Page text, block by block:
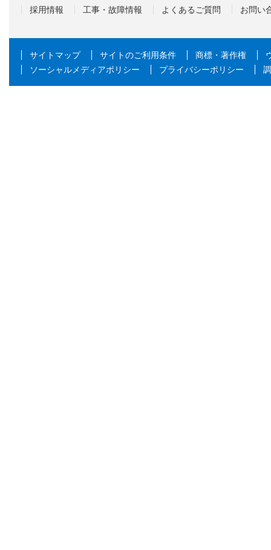
採用情報 工事・故障情報 よくあるご質問 お問い
サイトマップ サイトのご利用条件 商標・著作権
ソーシャルメディアポリシー
プライバシーポリシー